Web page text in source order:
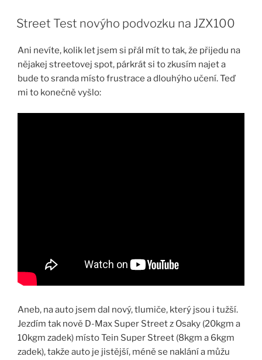
Street Test novýho podvozku na JZX100
Ani nevíte, kolik let jsem si přál mít to tak, že přijedu na
nějakej streetovej spot, párkrát si to zkusím najet a
bude to sranda místo frustrace a dlouhýho učení. Teď
mi to konečně vyšlo:
Aneb, na auto jsem dal nový, tlumiče, který jsou i tužší.
Jezdím tak nově D-Max Super Street z Osaky (20kgm a
10kgm zadek) místo Tein Super Street (8kgm a 6kgm
zadek), takže auto je jistější, méně se naklání a můžu